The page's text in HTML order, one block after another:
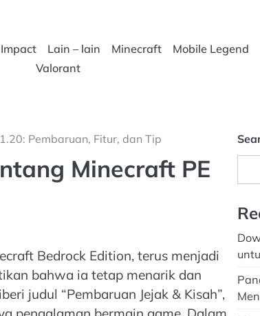
Lain – lain Minecraft
Mobile Legend
Valorant
Pembaruan, Fitur, dan Tip
Minecraft PE
Bedrock Edition, terus menjadi
bahwa ia tetap menarik dan
judul “Pembaruan Jejak & Kisah”,